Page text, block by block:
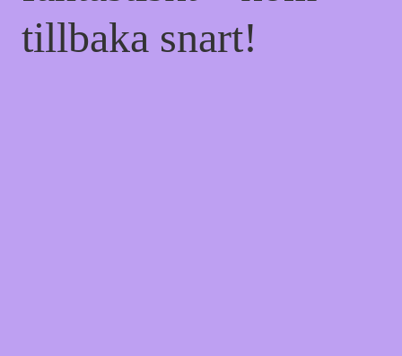
tillbaka snart!